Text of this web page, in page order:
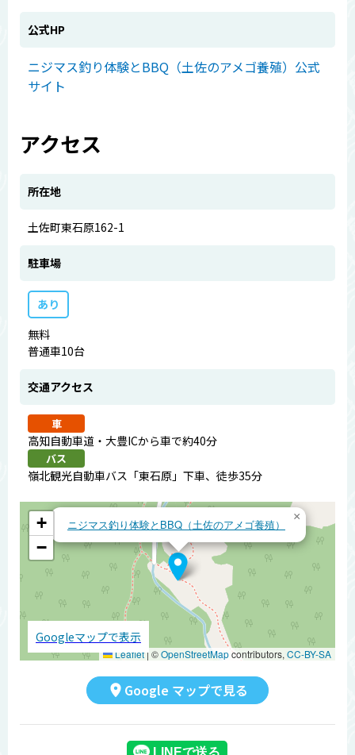
公式HP
ニジマス釣り体験とBBQ（土佐のアメゴ養殖）公式
サイト
アクセス
所在地
土佐町東石原162-1
駐車場
あり
無料
普通車10台
交通アクセス
車
高知自動車道・大豊ICから車で約40分
バス
嶺北観光自動車バス「東石原」下車、徒歩35分
ニジマス釣り体験とBBQ（土佐のアメゴ養殖）
×
+
−
Leaflet | ©OpenStreetMapcontributors, CC-BY-SA
Googleマップで表示
Google マップで見る